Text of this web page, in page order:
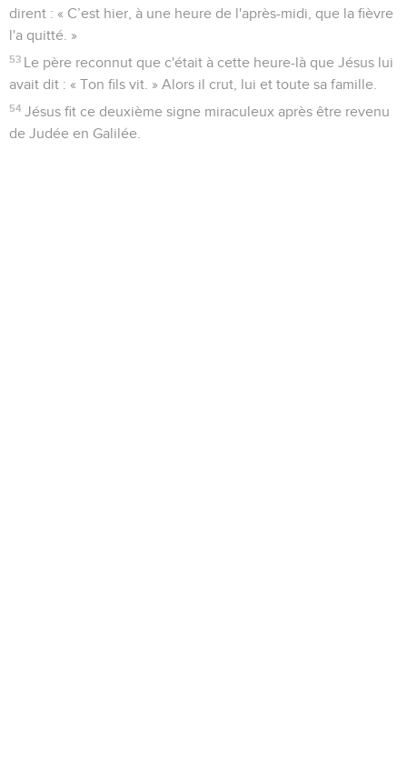
dirent : « C’est hier, à une heure de l'après-midi, que la fièvre
l'a quitté. »
53 Le père reconnut que c'était à cette heure-là que Jésus lui
avait dit : « Ton fils vit. » Alors il crut, lui et toute sa famille.
54 Jésus fit ce deuxième signe miraculeux après être revenu
de Judée en Galilée.